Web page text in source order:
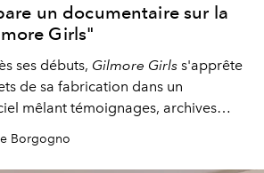
un documentaire sur la
Girls"
ses débuts, Gilmore Girls s'apprête
de sa fabrication dans un
mêlant témoignages, archives
Borgogno